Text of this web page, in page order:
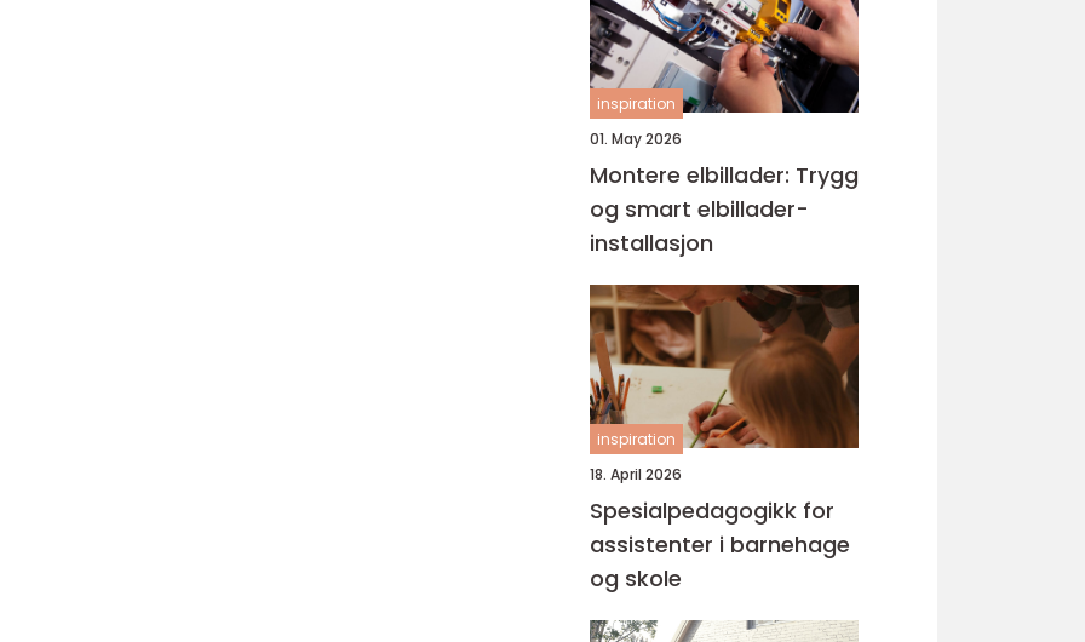
inspiration
01. May 2026
Montere elbillader: Trygg
og smart elbillader-
installasjon
inspiration
18. April 2026
Spesialpedagogikk for
assistenter i barnehage
og skole